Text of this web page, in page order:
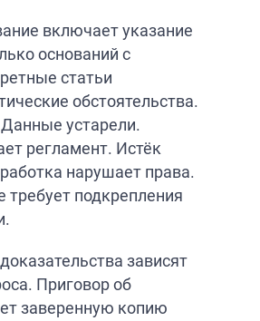
включает указание
оснований с
статьи
обстоятельства.
устарели.
регламент. Истёк
нарушает права.
подкрепления
зависят
Приговор об
заверенную копию